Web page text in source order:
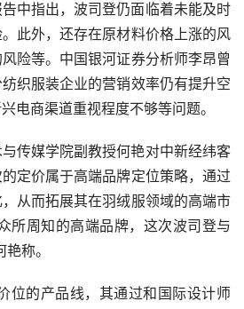
中指出，波司登仍面临着未能及时
此外，还存在原材料价格上涨的风
险等。中国银河证券分析师李昂曾
织服装企业的营销效率仍有提升空
电商渠道重视程度不够等问题。
传媒学院副教授何艳对中新经纬客
定价属于高端品牌定位策略，通过
从而拓展其在羽绒服领域的高端市
所周知的高端品牌，这次波司登与
称。
位的产品线，其通过和国际设计师